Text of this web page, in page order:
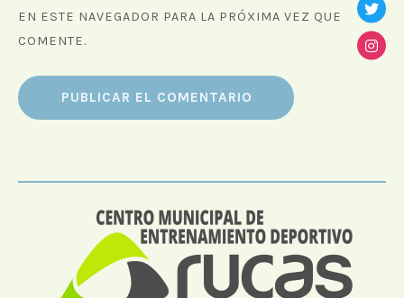
EN ESTE NAVEGADOR PARA LA PRÓXIMA VEZ QUE
COMENTE.